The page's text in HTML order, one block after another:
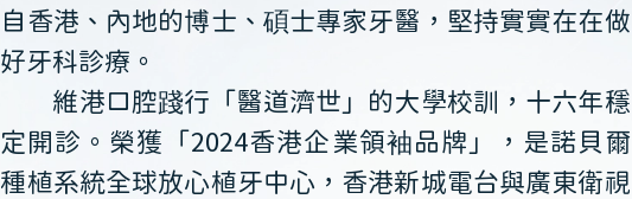
自香港、內地的博士、碩士專家牙醫，堅持實實在在做
好牙科診療。
維港口腔踐行「醫道濟世」的大學校訓，十六年穩
定開診。榮獲「2024香港企業領袖品牌」，是諾貝爾
種植系統全球放心植牙中心，香港新城電台與廣東衛視